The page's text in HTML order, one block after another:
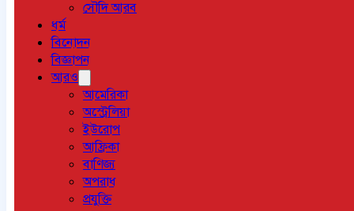
সৌদি আরব
ধর্ম
বিনোদন
বিজ্ঞাপন
আরও
আমেরিকা
অস্ট্রেলিয়া
ইউরোপ
আফ্রিকা
বাণিজ্য
অপরাধ
প্রযুক্তি